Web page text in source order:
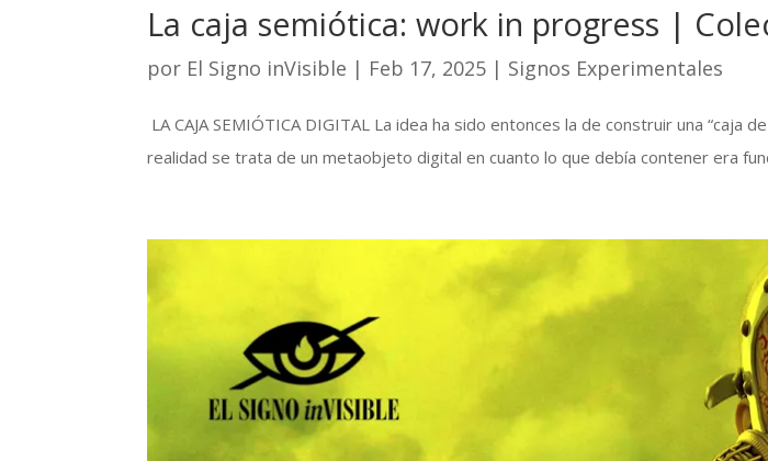
La caja semiótica: work in progress |
por El Signo inVisible | Feb 17, 2025 | Signos Experimentales
LA CAJA SEMIÓTICA DIGITAL La idea ha sido entonces la de construir una
realidad se trata de un metaobjeto digital en cuanto lo que debía contener era